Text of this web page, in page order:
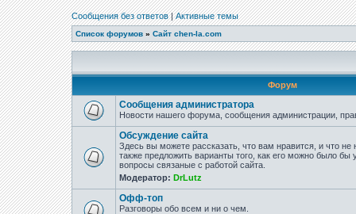
Сообщения без ответов|Активные темы
Список форумов » Сайт chen-la.com
Форум
Сообщения администратора
Новости нашего форума, сообщения администрации,
Обсуждение сайта
Здесь вы можете рассказать, что вам нравится, и что не
также предложить варианты того, как его можно было бы
вопросы связаные с работой сайта.
Модератор: DrLutz
Офф-топ
Разговоры обо всем и ни о чем.